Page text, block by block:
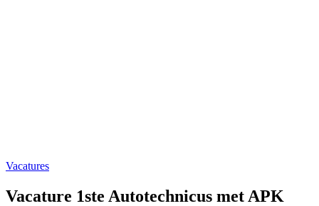
Vacatures
Vacature 1ste Autotechnicus met APK